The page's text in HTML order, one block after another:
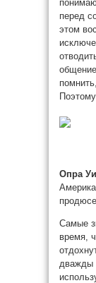
перед
этом
Поэтому
Опра
Самые
время,
дважды